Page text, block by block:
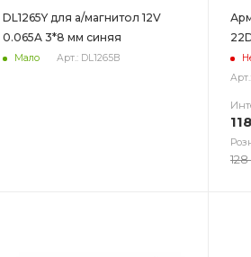
DL1265Y для а/магнитол 12V
0.065A 3*8 мм синяя
Мало Арт.: DL1265B
128